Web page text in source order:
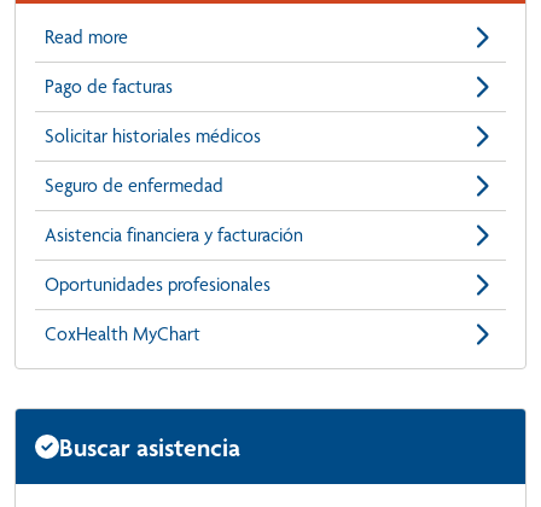
Read more
Pago de facturas
Solicitar historiales médicos
Seguro de enfermedad
Asistencia financiera y facturación
Oportunidades profesionales
CoxHealth MyChart
Buscar asistencia